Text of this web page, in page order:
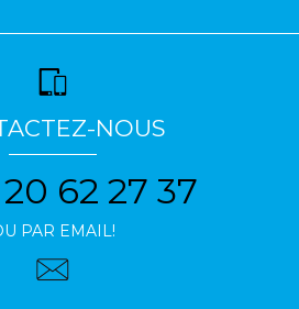
NOUS
20 62 27 37
PAR EMAIL!